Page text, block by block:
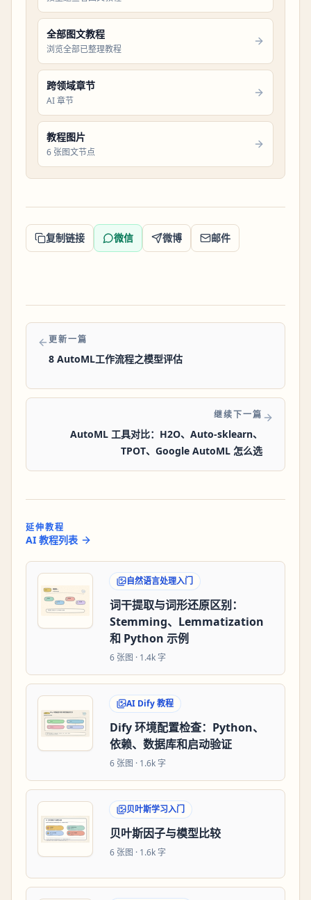
全部图文教程
浏览全部已整理教程
跨领域章节
AI 章节
教程图片
6 张图文节点
复制链接 微信 微博 邮件
更新一篇
8 AutoML工作流程之模型评估
继续下一篇
AutoML 工具对比：H2O、Auto-sklearn、
TPOT、Google AutoML 怎么选
延伸教程
AI 教程列表
自然语言处理入门
词干提取与词形还原区别：
Stemming、Lemmatization
和 Python 示例
6 张图 · 1.4k 字
AI Dify 教程
Dify 环境配置检查：Python、
依赖、数据库和启动验证
6 张图 · 1.6k 字
贝叶斯学习入门
贝叶斯因子与模型比较
6 张图 · 1.6k 字